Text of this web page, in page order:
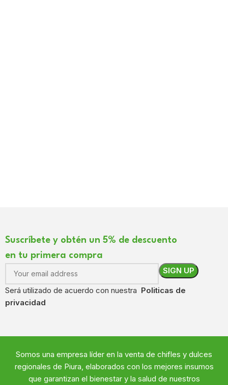
Suscríbete y obtén un 5% de descuento
en tu primera compra
Será utilizado de acuerdo con nuestra Politicas de
privacidad
Somos una empresa líder en la venta de chifles y dulces
regionales de Piura, elaborados con los mejores insumos
que garantizan el bienestar y la salud de nuestros